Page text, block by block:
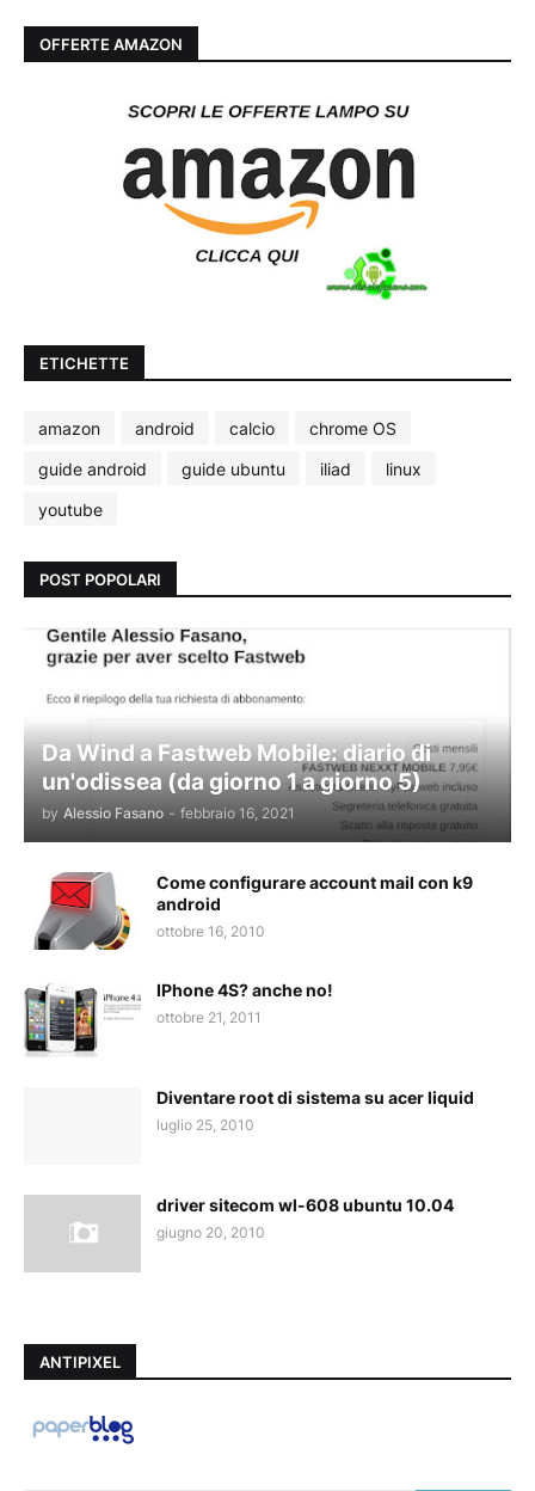
OFFERTE AMAZON
ETICHETTE
amazon android calcio
chrome OS
guide android
guide ubuntu iliad
linux
youtube
POST POPOLARI
Da Wind a Fastweb Mobile: diario di
un'odissea (da giorno 1 a giorno 5)
by Alessio Fasano - febbraio 16, 2021
Come configurare account mail con k9
android
ottobre 16, 2010
IPhone 4S? anche no!
ottobre 21, 2011
Diventare root di sistema su acer liquid
luglio 25, 2010
driver sitecom wl-608 ubuntu 10.04
giugno 20, 2010
ANTIPIXEL